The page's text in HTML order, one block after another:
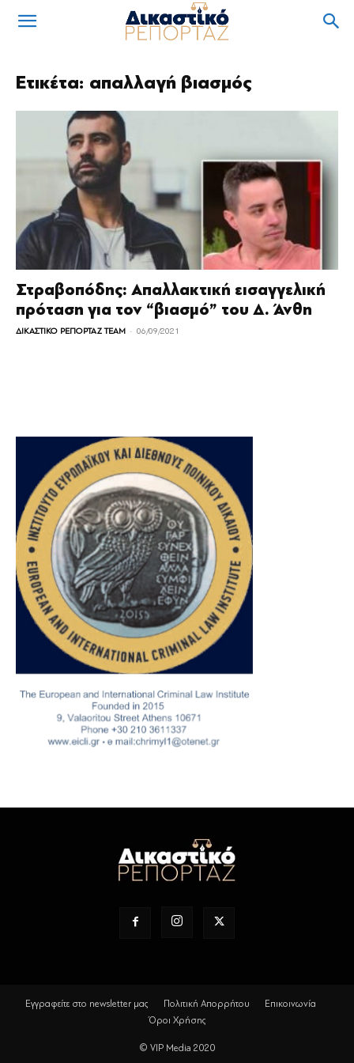
Ετικέτα: απαλλαγή βιασμός
Στραβοπόδης: Απαλλακτική εισαγγελική
πρόταση για τον “βιασμό” του Δ. Άνθη
ΔΙΚΑΣΤΙΚΟ ΡΕΠΟΡΤΑΖ TEAM - 06/09/2021
Εγγραφείτε στο newsletter μας Πολιτική Απορρήτου
Επικοινωνία
Όροι Χρήσης
© VIP Media 2020